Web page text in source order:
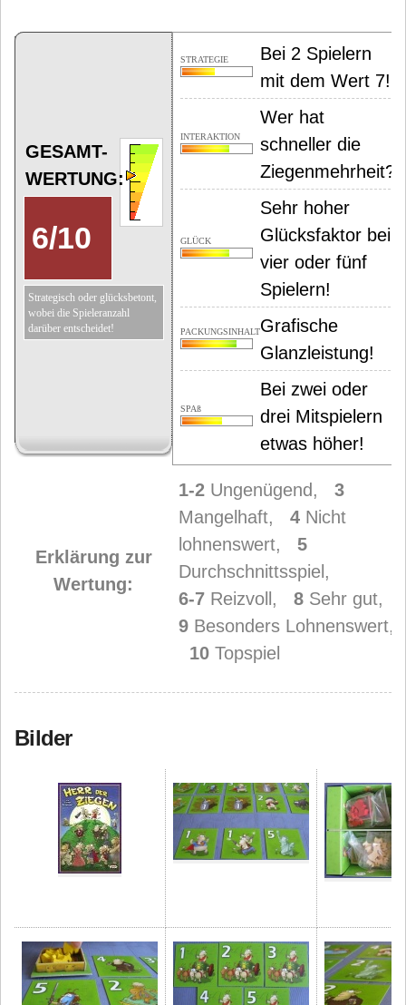
STRATEGIE
Bei 2 Spielern
mit dem Wert 7!
INTERAKTION
Wer hat
schneller die
Ziegenmehrheit?
GLÜCK
Sehr hoher
Glücksfaktor bei
vier oder fünf
Spielern!
PACKUNGSINHALTGrafische
Glanzleistung!
SPAß
Bei zwei oder
drei Mitspielern
etwas höher!
GESAMT-
WERTUNG:
6/10
Strategisch oder glücksbetont,
wobei die Spieleranzahl
darüber entscheidet!
Erklärung zur
Wertung:
1-2 Ungenügend, 3
Mangelhaft, 4 Nicht
lohnenswert, 5
Durchschnittsspiel,
6-7 Reizvoll, 8 Sehr gut,
9 Besonders Lohnenswert,
10 Topspiel
Bilder